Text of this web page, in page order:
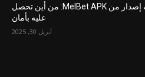
أحدث إصدار من MelBet APK: من أين تحصل
عليه بأمان
أبريل 30, 2025